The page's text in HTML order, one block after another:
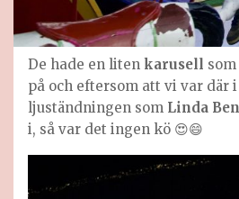
De hade en liten karusell
på och eftersom att vi var där
ljuständningen som Linda
i, så var det ingen kö 😍😄